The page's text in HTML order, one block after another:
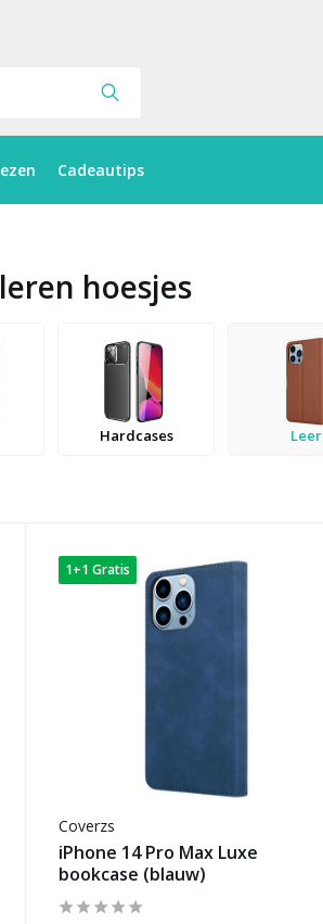
Cadeautips
hoesjes
Hardcases Leer
1+1 Gratis
Coverzs
iPhone 14 Pro Max Luxe
bookcase (blauw)